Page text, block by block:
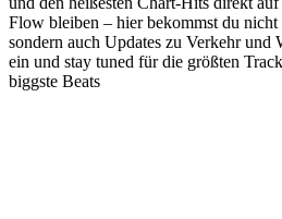
Flow bleiben – hier bekommst du nicht
sondern auch Updates zu Verkehr und
ein und stay tuned für die größten
biggste Beats